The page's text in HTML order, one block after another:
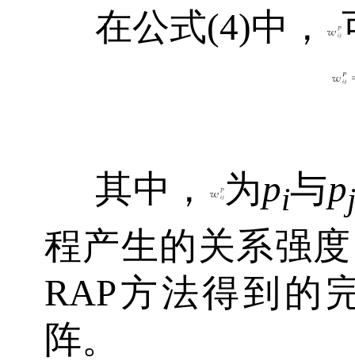
在公式(4)中，
其中， 为pi与pj
程产生的关系强
RAP方法得到的
阵。